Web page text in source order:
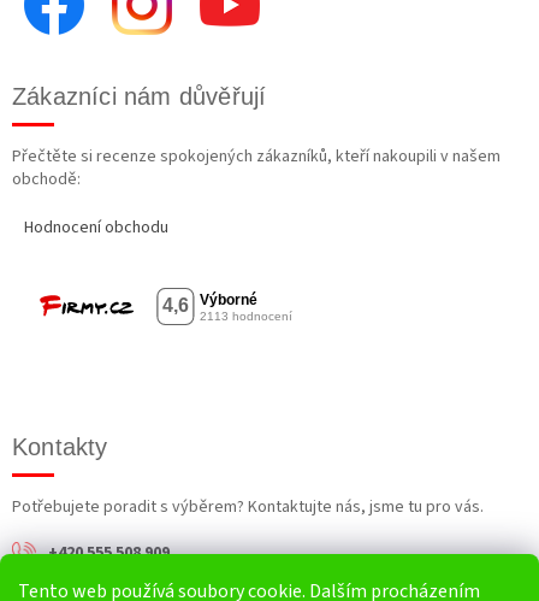
Tento web používá soubory cookie. Dalším procházením
Zákazníci nám důvěřují
Přečtěte si recenze spokojených zákazníků, kteří nakoupili v našem
obchodě:
Hodnocení obchodu
Kontakty
Potřebujete poradit s výběrem? Kontaktujte nás, jsme tu pro vás.
+420 555 508 909